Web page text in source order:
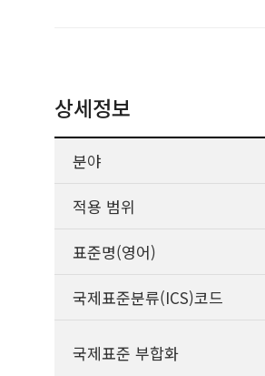
상세정보
분야
적용 범위
표준명(영어)
국제표준분류(ICS)코드
국제표준 부합화